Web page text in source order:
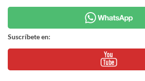
Suscríbete en: